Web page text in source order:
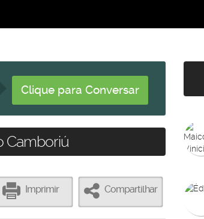
Clique para Conversar
Camboriú
Imprimir Compartilhar